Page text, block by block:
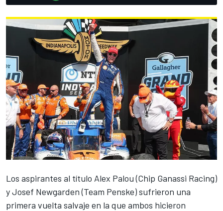
Los aspirantes al título Alex Palou(Chip Ganassi Racing)
yJosef Newgarden(Team Penske) sufrieron una
primera vuelta salvaje en la que ambos hicieron